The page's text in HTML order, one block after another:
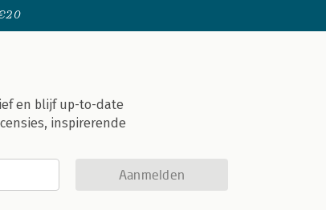
en blijf up-to-date
inspirerende
Aanmelden